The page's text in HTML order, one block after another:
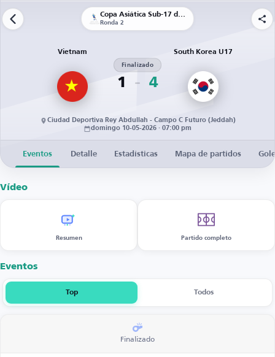
Copa Asiática Sub-17 de la AFC
Ronda 2
Vietnam
1
Finalizado
4
South Korea U17
Ciudad Deportiva Rey Abdullah - Campo C Futuro (Jeddah)
domingo 10-05-2026 · 07:00 pm
Eventos Detalle Estadísticas Mapa de partidos
Vídeo
Resumen Partido completo
Eventos
Top Todos
Finalizado